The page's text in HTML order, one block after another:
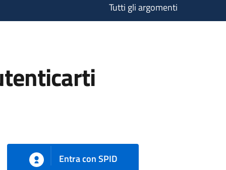
Tutti gli argomenti
Entra con SPID